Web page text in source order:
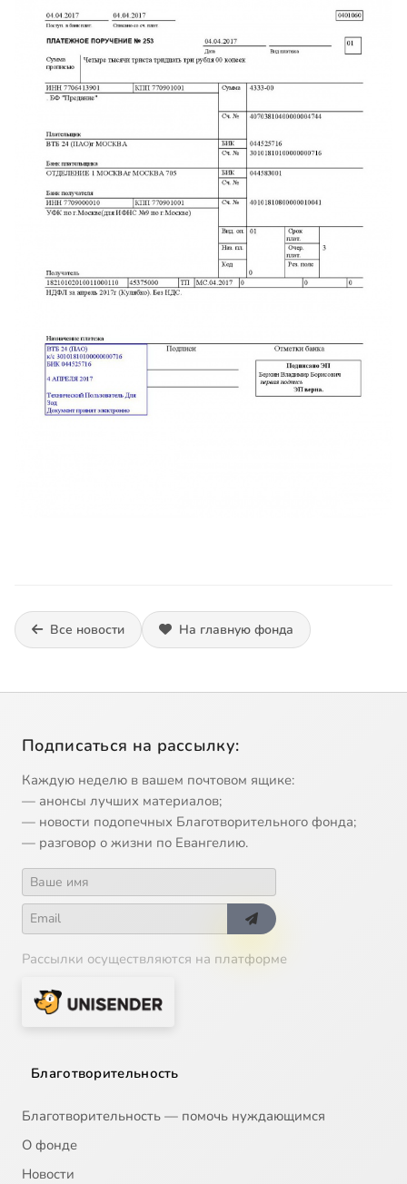
Все новости На главную фонда
Подписаться на рассылку:
Каждую неделю в вашем почтовом ящике:
— анонсы лучших материалов;
— новости подопечных Благотворительного фонда;
— разговор о жизни по Евангелию.
Рассылки осуществляются на платформе
Благотворительность
Благотворительность — помочь нуждающимся
О фонде
Новости